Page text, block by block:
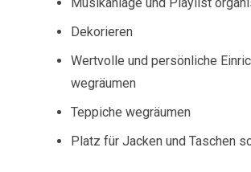
Dekorieren
Wertvolle und persönliche
wegräumen
Teppiche wegräumen
Platz für Jacken und Taschen